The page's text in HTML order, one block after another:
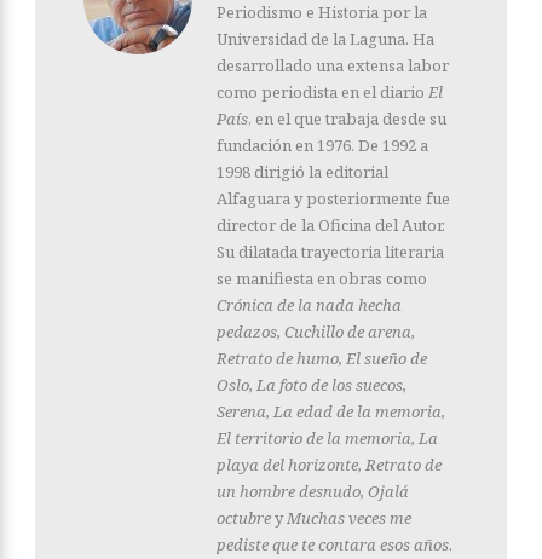
Periodismo e Historia por la
Universidad de la Laguna. Ha
desarrollado una extensa labor
como periodista en el diario El
País, en el que trabaja desde su
fundación en 1976. De 1992 a
1998 dirigió la editorial
Alfaguara y posteriormente fue
director de la Oficina del Autor.
Su dilatada trayectoria literaria
se manifiesta en obras como
Crónica de la nada hecha
pedazos, Cuchillo de arena,
Retrato de humo, El sueño de
Oslo, La foto de los suecos,
Serena, La edad de la memoria,
El territorio de la memoria, La
playa del horizonte, Retrato de
un hombre desnudo, Ojalá
octubreyMuchas veces me
pediste que te contara esos años.